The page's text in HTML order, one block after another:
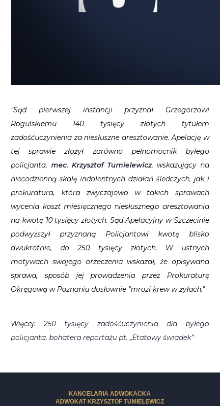
"Sąd pierwszej instancji przyznał Grzegorzowi
Rogulskiemu 140 tysięcy złotych tytułem
zadośćuczynienia za niesłuszne aresztowanie. Apelację w
tej sprawie złożył zarówno pełnomocnik byłego
policjanta, mec. Krzysztof Tumielewicz, wskazujący na
niecodzienną skalę indolentnych działań śledczych, jak i
prokuratura, która zwyczajowo w takich sprawach
wycenia koszt miesięcznego niesłusznego aresztowania
na kwotę 10 tysięcy złotych. Sąd Apelacyjny w Szczecinie
podwyższył przyznaną Policjantowi kwotę blisko
dwukrotnie, do 250 tysięcy złotych. W ustnych
motywach swojego orzeczenia wskazał, że opisywana
sprawa, sposób jej prowadzenia przez Prokuraturę
Okręgową w Poznaniu dosłownie "mrozi krew w żyłach."
Więcej:250 tysięcy zadośćuczynienia dla byłego
policjanta, bohatera reportażu pt. „Etatowy świadek”
KANCELARIA ADWOKACKA
ADWOKAT KRZYSZTOF TUMIELEWICZ